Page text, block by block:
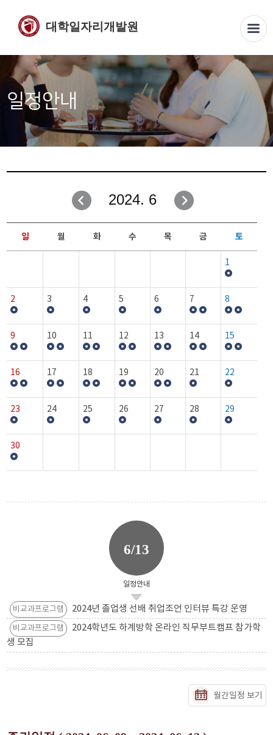
대학일자리개발원
일정안내
2024. 6
일 월 화 수 목 금 토
1
2 3 4 5 6 7 8
9 10 11 12 13 14 15
16 17 18 19 20 21 22
23 24 25 26 27 28 29
30
6/13
일정안내
비교과프로그램 2024년 졸업생 선배 취업조언 인터뷰 특강 운영
비교과프로그램
2024학년도 하계방학 온라인 직무부트캠프 참가학
생 모집
월간일정 보기